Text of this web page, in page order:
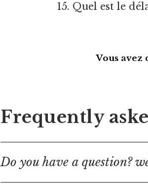
15. Quel est le
Vous avez
Frequently
Do you have a question?